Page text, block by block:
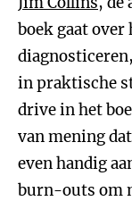
boek gaat
in praktische
drive in het
van mening
even handig
burn-outs om